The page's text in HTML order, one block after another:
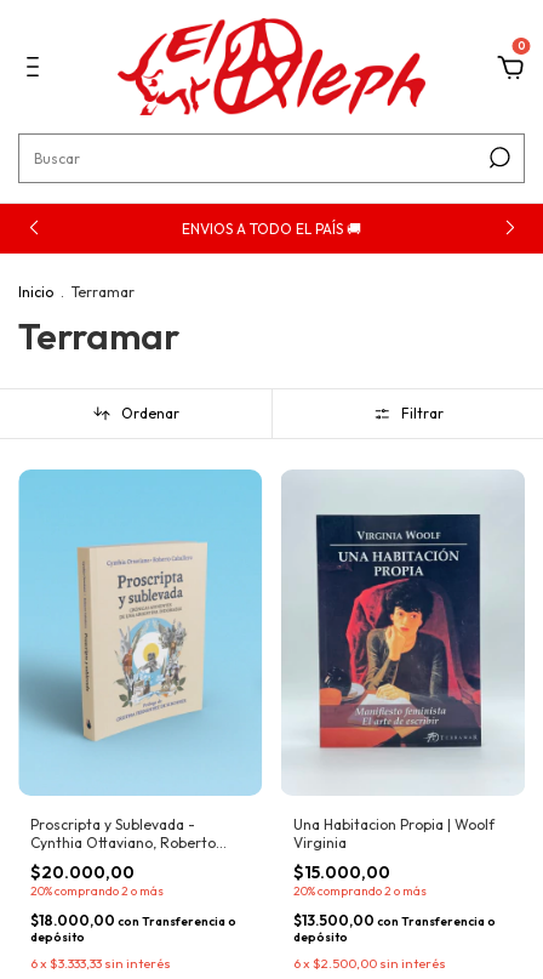
0
ENVIOS A TODO EL PAÍS 🚚
Inicio . Terramar
Terramar
Ordenar Filtrar
Proscripta y Sublevada -
Cynthia Ottaviano, Roberto
Caballero
$20.000,00
20%comprando 2 o más
$18.000,00 con Transferencia o
depósito
6x $3.333,33 sin interés
Una Habitacion Propia | Woolf
Virginia
$15.000,00
20%comprando 2 o más
$13.500,00 con Transferencia o
depósito
6x $2.500,00 sin interés